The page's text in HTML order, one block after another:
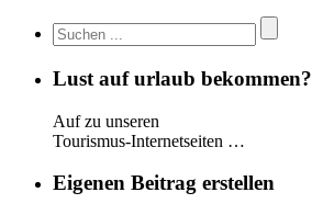
Lust auf urlaub bekommen?
Auf zu unseren
Tourismus-Internetseiten …
Eigenen Beitrag erstellen